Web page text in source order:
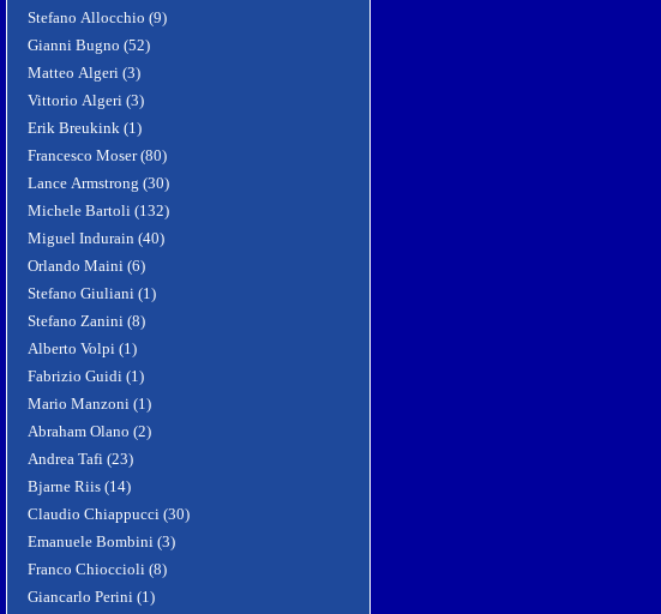
Stefano Allocchio (9)
Gianni Bugno (52)
Matteo Algeri (3)
Vittorio Algeri (3)
Erik Breukink (1)
Francesco Moser (80)
Lance Armstrong (30)
Michele Bartoli (132)
Miguel Indurain (40)
Orlando Maini (6)
Stefano Giuliani (1)
Stefano Zanini (8)
Alberto Volpi (1)
Fabrizio Guidi (1)
Mario Manzoni (1)
Abraham Olano (2)
Andrea Tafi (23)
Bjarne Riis (14)
Claudio Chiappucci (30)
Emanuele Bombini (3)
Franco Chioccioli (8)
Giancarlo Perini (1)